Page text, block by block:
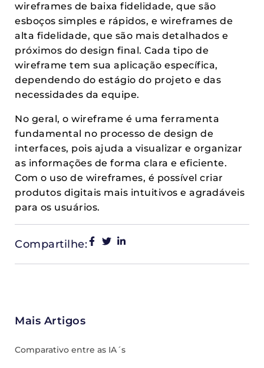
wireframes de baixa fidelidade, que são
esboços simples e rápidos, e wireframes de
alta fidelidade, que são mais detalhados e
próximos do design final. Cada tipo de
wireframe tem sua aplicação específica,
dependendo do estágio do projeto e das
necessidades da equipe.
No geral, o wireframe é uma ferramenta
fundamental no processo de design de
interfaces, pois ajuda a visualizar e organizar
as informações de forma clara e eficiente.
Com o uso de wireframes, é possível criar
produtos digitais mais intuitivos e agradáveis
para os usuários.
Compartilhe:
Mais Artigos
Comparativo entre as IA´s